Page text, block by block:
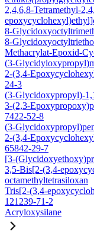
2,4,6,8-Tetramethyl-
8-
8-
Methacrylat-Epoxid-
(3-
2-(3,4-
24-3
(3-Glycidoxypropyl)-
3-(2,3-
7422-52-8
(3-
2-(3,4-
65842-29-7
[3-
3,5-Bis[2-(3,4-
octamethyltetrasiloxan
Tris[2-(3,4-
121239-71-2
Acryloxysilane